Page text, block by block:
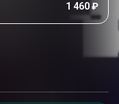
1 460 ₽